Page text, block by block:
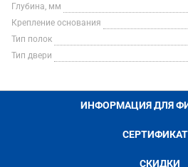
Глубина, мм
Крепление основания
Тип полок
Тип двери
ИНФОРМАЦИЯ ДЛЯ
СКИДКИ